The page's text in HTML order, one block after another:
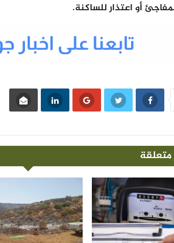
أو اعتذار للساكنة.
متعلقة